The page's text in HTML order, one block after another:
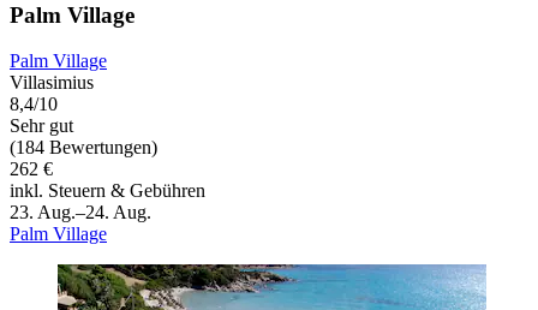
Palm Village
Palm Village
Villasimius
8,4/10
Sehr gut
(184 Bewertungen)
262 €
inkl. Steuern & Gebühren
23. Aug.–24. Aug.
Palm Village